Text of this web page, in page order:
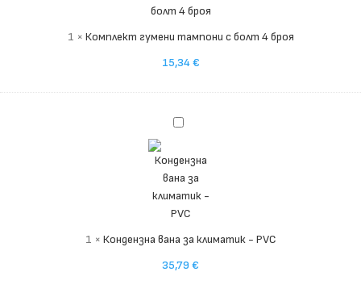
броя
1 × Комплект гумени тампони с болт 4 броя
15,34 €
Кондензна
за
климатик
-
PVC
1 × Кондензна вана за климатик - PVC
35,79 €